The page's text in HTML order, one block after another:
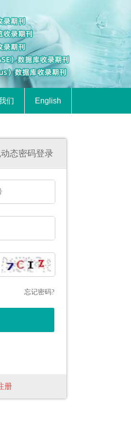
们 English
态密码登录
忘记密码?
册